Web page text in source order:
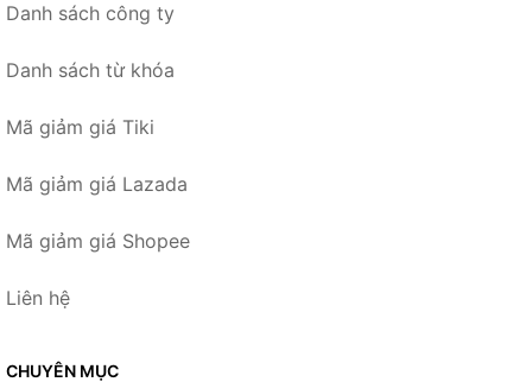
Danh sách công ty
Danh sách từ khóa
Mã giảm giá Tiki
Mã giảm giá Lazada
Mã giảm giá Shopee
Liên hệ
CHUYÊN MỤC